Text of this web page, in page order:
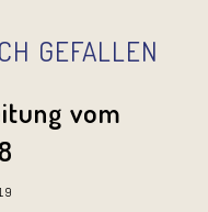
GEFALLEN
vom